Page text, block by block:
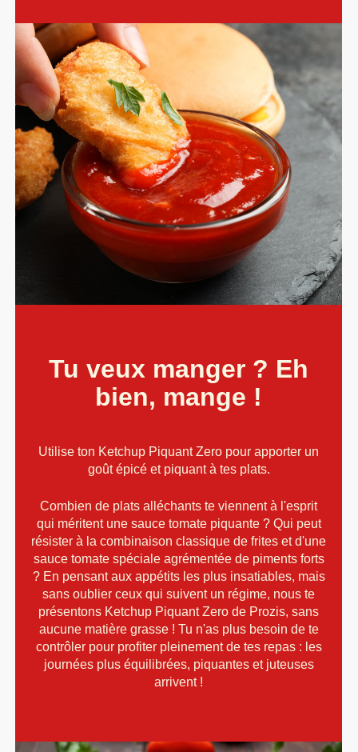
Tu veux manger ? Eh
bien, mange !
Utilise ton Ketchup Piquant Zero pour apporter un
goût épicé et piquant à tes plats.
Combien de plats alléchants te viennent à l'esprit
qui méritent une sauce tomate piquante ? Qui peut
résister à la combinaison classique de frites et d'une
sauce tomate spéciale agrémentée de piments forts
? En pensant aux appétits les plus insatiables, mais
sans oublier ceux qui suivent un régime, nous te
présentons Ketchup Piquant Zero de Prozis, sans
aucune matière grasse ! Tu n'as plus besoin de te
contrôler pour profiter pleinement de tes repas : les
journées plus équilibrées, piquantes et juteuses
arrivent !